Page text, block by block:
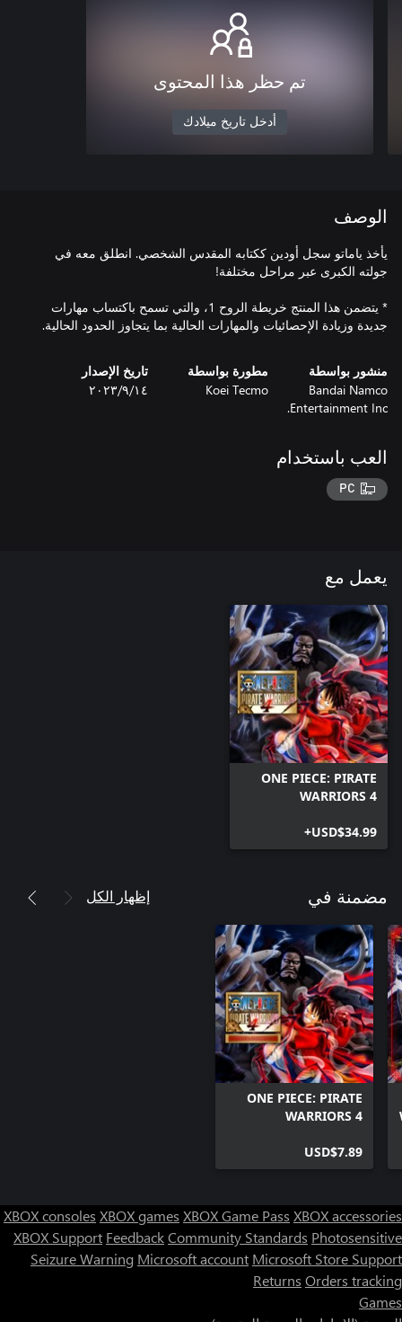
تم حظر هذا المحتوى
أدخل تاريخ ميلادك
الوصف
يأخذ ياماتو سجل أودين ككتابه المقدس الشخصي. انطلق معه في
* يتضمن هذا المنتج خريطة الروح 1، والتي تسمح باكتساب مهارات
جديدة وزيادة الإحصائيات والمهارات الحالية بما يتجاوز الحدود الحالية.
منشور بواسطة
Bandai Namco
Entertainment Inc.
مطورة بواسطة
Koei Tecmo
تاريخ الإصدار
١٤‏/٩‏/٢٠٢٣
العب باستخدام
PC
يعمل مع
ONE PIECE: PIRATE
WARRIORS 4
USD$34.99+
مضمنة في إظهار الكل
ONE PIECE: PIRATE
WARRIORS 4
Pack
USD$7.89
XBOX consoles XBOX games XBOX Game Pass XBOX accessories
XBOX Support FeedbackCommunity Standards Photosensitive
Seizure Warning Microsoft account Microsoft Store Support
Returns Orders tracking
Games